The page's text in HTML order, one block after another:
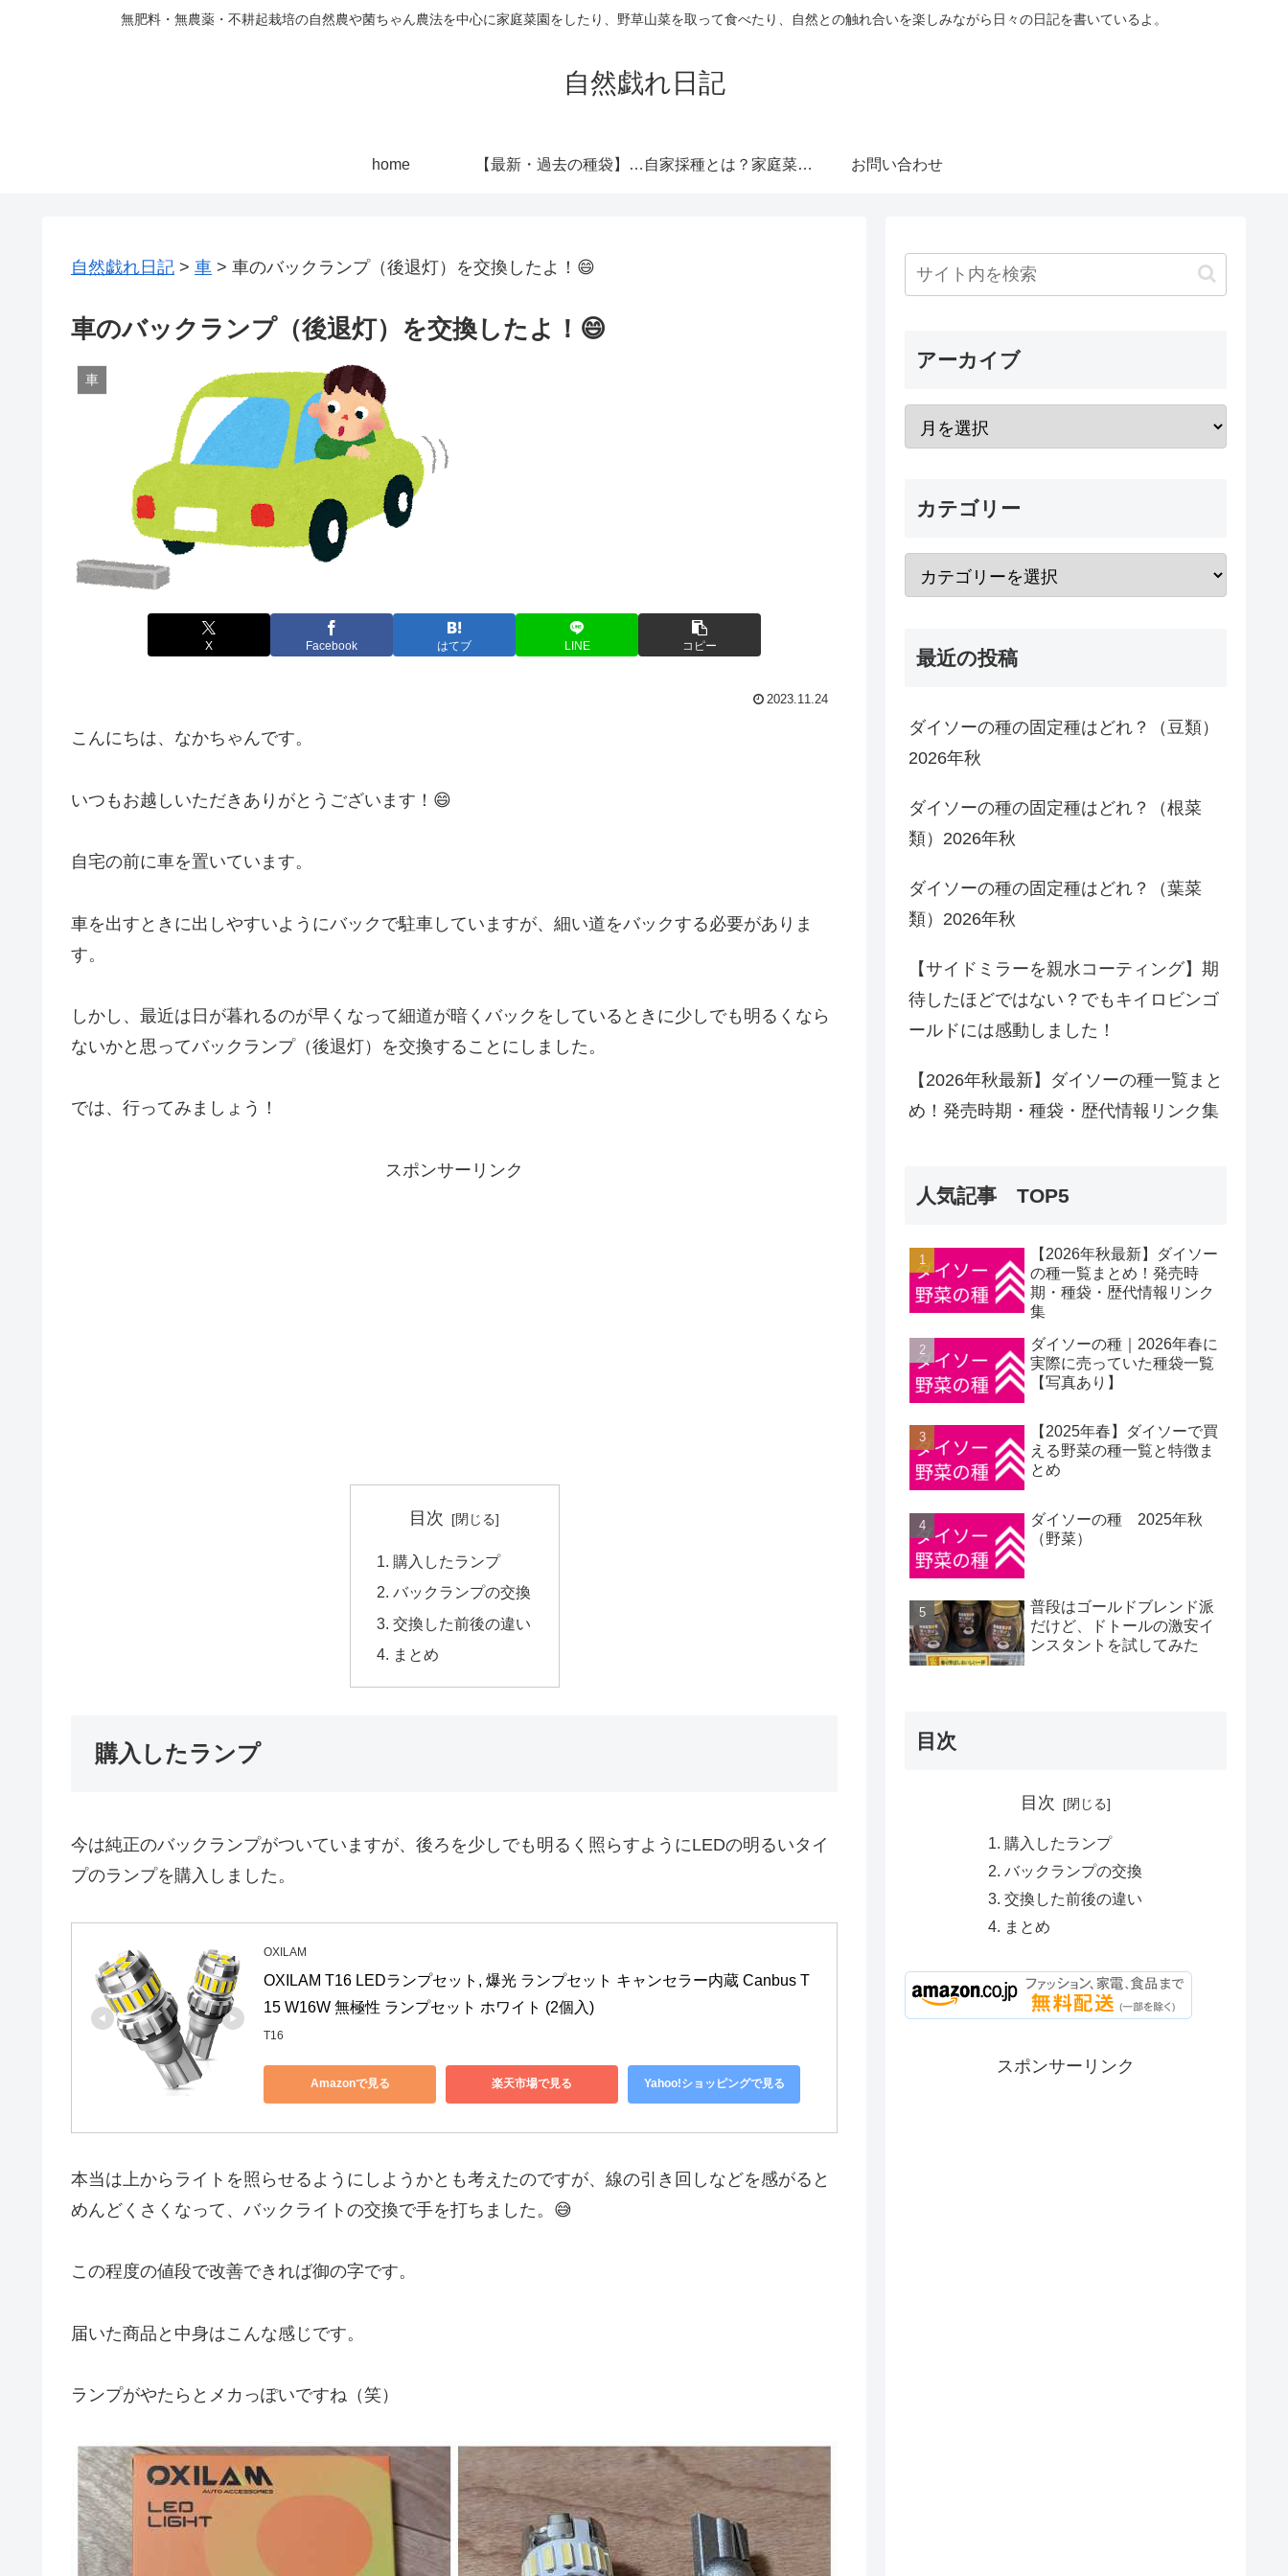
無肥料・無農薬・不耕起栽培の自然農や菌ちゃん農法を中心に家庭菜園をしたり、野草山菜を取って食べたり、自然との触れ合いを楽しみながら日々の日記を書いているよ。
自然戯れ日記
home 【最新・過去の種袋】ダイソーの種一覧まとめ！発売時期・全種類・栽培記録歴代リンク集 自家採種とは？家庭菜園で種をつなぐという選択 お問い合わせ
自然戯れ日記 > 車 > 車のバックランプ（後退灯）を交換したよ！😄
車のバックランプ（後退灯）を交換したよ！😄
車
X Facebook はてブ LINE コピー
2023.11.24
こんにちは、なかちゃんです。
いつもお越しいただきありがとうございます！😄
自宅の前に車を置いています。
車を出すときに出しやすいようにバックで駐車していますが、細い道をバックする必要がありま
す。
しかし、最近は日が暮れるのが早くなって細道が暗くバックをしているときに少しでも明るくなら
ないかと思ってバックランプ（後退灯）を交換することにしました。
では、行ってみましょう！
スポンサーリンク
目次
購入したランプ
バックランプの交換
交換した前後の違い
まとめ
購入したランプ
今は純正のバックランプがついていますが、後ろを少しでも明るく照らすようにLEDの明るいタイ
プのランプを購入しました。
OXILAM
OXILAM T16 LEDランプセット, 爆光 ランプセット キャンセラー内蔵 Canbus T
15 W16W 無極性 ランプセット ホワイト (2個入)
T16
Amazonで見る 楽天市場で見る Yahoo!ショッピングで見る
本当は上からライトを照らせるようにしようかとも考えたのですが、線の引き回しなどを感がると
めんどくさくなって、バックライトの交換で手を打ちました。😅
この程度の値段で改善できれば御の字です。
届いた商品と中身はこんな感じです。
ランプがやたらとメカっぽいですね（笑）
アーカイブ
カテゴリー
最近の投稿
ダイソーの種の固定種はどれ？（豆類）
2026年秋
ダイソーの種の固定種はどれ？（根菜
類）2026年秋
ダイソーの種の固定種はどれ？（葉菜
類）2026年秋
【サイドミラーを親水コーティング】期
待したほどではない？でもキイロビンゴ
ールドには感動しました！
【2026年秋最新】ダイソーの種一覧まと
め！発売時期・種袋・歴代情報リンク集
人気記事 TOP5
【2026年秋最新】ダイソー
の種一覧まとめ！発売時
期・種袋・歴代情報リンク
集
ダイソーの種｜2026年春に
実際に売っていた種袋一覧
【写真あり】
【2025年春】ダイソーで買
える野菜の種一覧と特徴ま
とめ
ダイソーの種 2025年秋
（野菜）
普段はゴールドブレンド派
だけど、ドトールの激安イ
ンスタントを試してみた
目次
目次
購入したランプ
バックランプの交換
交換した前後の違い
まとめ
スポンサーリンク